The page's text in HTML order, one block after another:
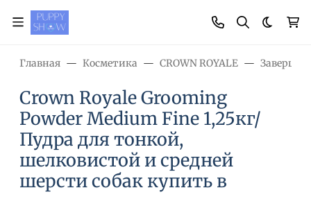
Главная Косметика CROWN ROYALE
Crown Royale Grooming
Powder Medium Fine 1,25кг/
Пудра для тонкой,
шелковистой и средней
шерсти собак купить в